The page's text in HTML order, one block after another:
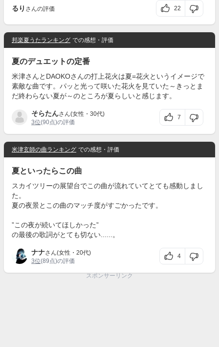
るり さんの評価 22
邦楽夏うたランキング での感想・評価
夏のデュエットの定番
米津さんとDAOKOさんの打上花火は夏=花火というイメージで
素敵な曲です。パッと光って咲いた花火を見ていた～きっとま
だ終わらない夏が～のところが夏らしいと感じます。
そらたんさん(女性・30代)
3位(90点)の評価
7
米津玄師の曲ランキング での感想・評価
夏といったらこの曲
スカイツリーの展望台でこの曲が流れていてとても感動しまし
た。
夏の夜景とこの曲のマッチ度がすごかったです。
”この夜が続いてほしかった”
の最後の歌詞がとても切ない......。
ナナさん(女性・20代)
3位(89点)の評価
4
スポンサーリンク